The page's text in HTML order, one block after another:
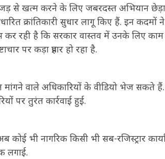
जड़ से खत्म करने के लिए जबरदस्त अभियान
क्रांतिकारी सुधार लागू किए हैं. इन कदमों
रही है कि सरकार वास्तव में उनके लिए काम
पर कड़ा प्रहार हो रहा है.
मांगने वाले अधिकारियों के वीडियो भेज सकते
पर तुरंत कार्रवाई हुई.
भी नागरिक किसी भी सब-रजिस्ट्रार
लगाई.